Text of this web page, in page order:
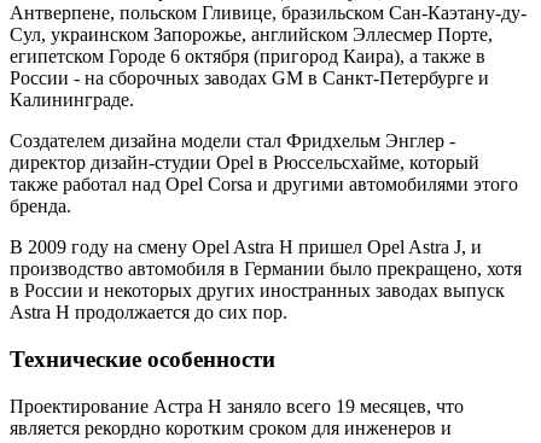
Антверпене, польском Гливице, бразильском Сан-Каэтану-ду-
Сул, украинском Запорожье, английском Эллесмер Порте,
египетском Городе 6 октября (пригород Каира), а также в
России - на сборочных заводах GM в Санкт-Петербурге и
Калининграде.
Создателем дизайна модели стал Фридхельм Энглер -
директор дизайн-студии Opel в Рюссельсхайме, который
также работал над Opel Corsa и другими автомобилями этого
бренда.
В 2009 году на смену Opel Astra H пришел Opel Astra J, и
производство автомобиля в Германии было прекращено, хотя
в России и некоторых других иностранных заводах выпуск
Astra H продолжается до сих пор.
Технические особенности
Проектирование Астра H заняло всего 19 месяцев, что
является рекордно коротким сроком для инженеров и